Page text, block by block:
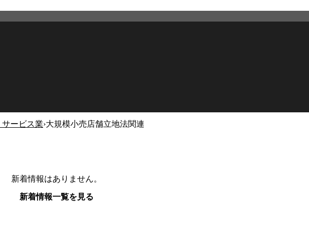
ービス業›大規模小売店舗立地法関連
新着情報はありません。
新着情報一覧を見る